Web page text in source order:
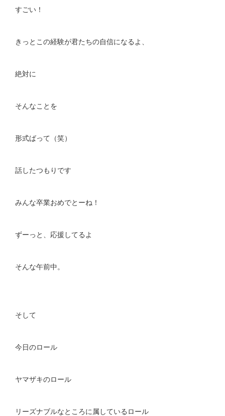
すごい！
きっとこの経験が君たちの自信になるよ、
絶対に
そんなことを
形式ばって（笑）
話したつもりです
みんな卒業おめでとーね！
ずーっと、応援してるよ
そんな午前中。
そして
今日のロール
ヤマザキのロール
リーズナブルなところに属しているロール